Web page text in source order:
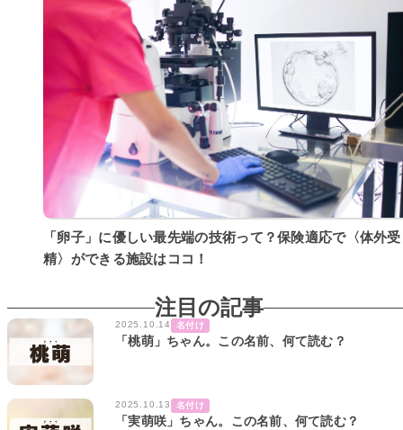
「卵子」に優しい最先端の技術って？保険適応で〈体外受
精〉ができる施設はココ！
注目の記事
2025.10.14 名付け
「桃萌」ちゃん。この名前、何て読む？
2025.10.13 名付け
「実萌咲」ちゃん。この名前、何て読む？